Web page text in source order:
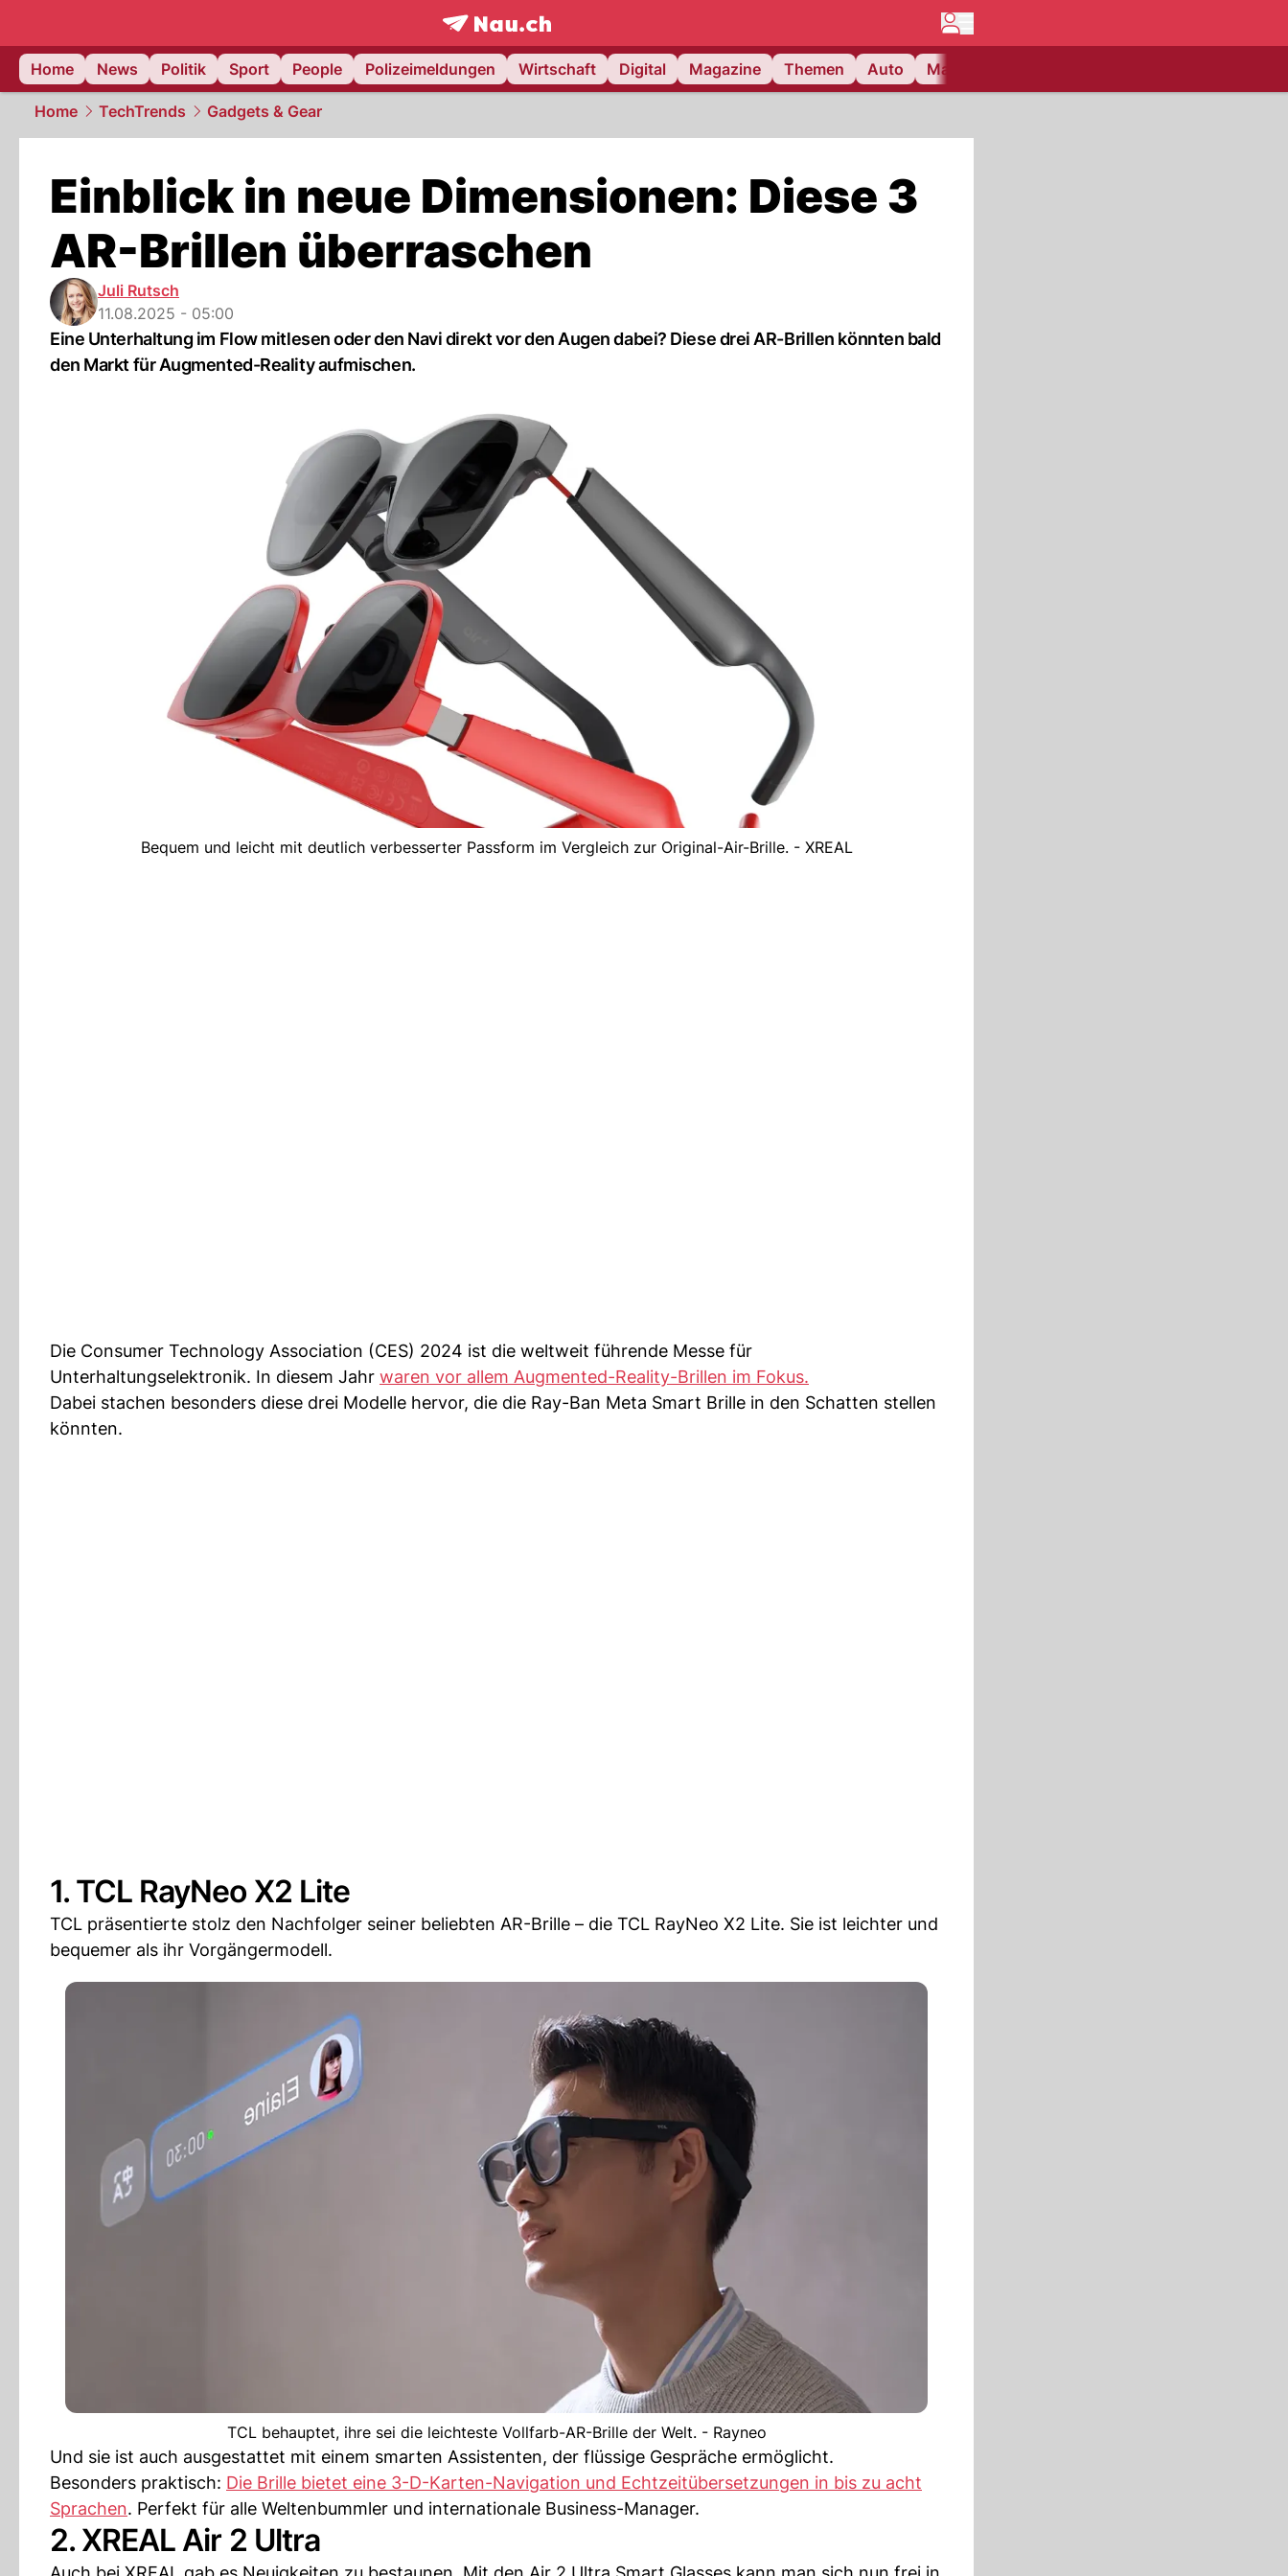
frontpage.NAU.ch
Home
News Politik Sport People Polizeimeldungen Wirtschaft Digital Magazine Themen Auto Matchcenter
Home TechTrends Gadgets & Gear
Einblick in neue Dimensionen: Diese 3
AR-Brillen überraschen
Juli Rutsch
11.08.2025 - 05:00
Eine Unterhaltung im Flow mitlesen oder den Navi direkt vor den Augen dabei? Diese drei AR-Brillen könnten bald
den Markt für Augmented-Reality aufmischen.
Bequem und leicht mit deutlich verbesserter Passform im Vergleich zur Original-Air-Brille. - XREAL
Die Consumer Technology Association (CES) 2024 ist die weltweit führende Messe für
Unterhaltungselektronik. In diesem Jahr waren vor allem Augmented-Reality-Brillen im Fokus.
Dabei stachen besonders diese drei Modelle hervor, die die Ray-Ban Meta Smart Brille in den Schatten stellen
könnten.
1. TCL RayNeo X2 Lite
TCL präsentierte stolz den Nachfolger seiner beliebten AR-Brille – die TCL RayNeo X2 Lite. Sie ist leichter und
bequemer als ihr Vorgängermodell.
TCL behauptet, ihre sei die leichteste Vollfarb-AR-Brille der Welt. - Rayneo
Und sie ist auch ausgestattet mit einem smarten Assistenten, der flüssige Gespräche ermöglicht.
Besonders praktisch: Die Brille bietet eine 3-D-Karten-Navigation und Echtzeitübersetzungen in bis zu acht
Sprachen. Perfekt für alle Weltenbummler und internationale Business-Manager.
2. XREAL Air 2 Ultra